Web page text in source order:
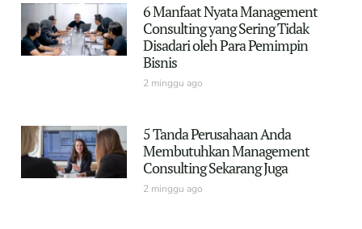
6 Manfaat Nyata Management
Consulting yang Sering Tidak
Disadari oleh Para Pemimpin
Bisnis
2 minggu ago
5 Tanda Perusahaan Anda
Membutuhkan Management
Consulting Sekarang Juga
2 minggu ago